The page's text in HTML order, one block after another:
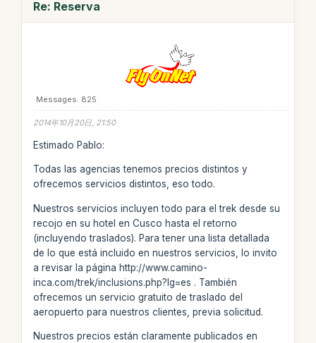
Re: Reserva
Messages: 825
2014年10月20日, 21:50
Estimado Pablo:
Todas las agencias tenemos precios distintos y
ofrecemos servicios distintos, eso todo.
Nuestros servicios incluyen todo para el trek desde su
recojo en su hotel en Cusco hasta el retorno
(incluyendo traslados). Para tener una lista detallada
de lo que está incluido en nuestros servicios, lo invito
a revisar la página http://www.camino-
inca.com/trek/inclusions.php?lg=es . También
ofrecemos un servicio gratuito de traslado del
aeropuerto para nuestros clientes, previa solicitud.
Nuestros precios están claramente publicados en